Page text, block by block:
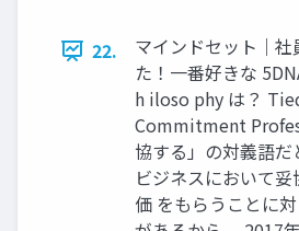
22.
マインドセット｜社
た！一番好きな
h iloso phy は？
Commitment
協する」の対義語だ
ビジネスにおいて
価 をもらうことに